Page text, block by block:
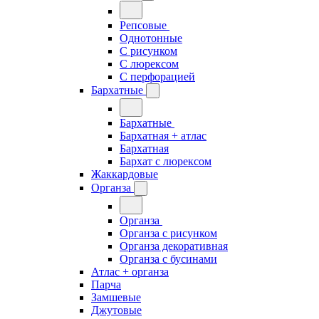
Репсовые
Однотонные
С рисунком
С люрексом
С перфорацией
Бархатные
Бархатные
Бархатная + атлас
Бархатная
Бархат с люрексом
Жаккардовые
Органза
Органза
Органза с рисунком
Органза декоративная
Органза с бусинами
Атлас + органза
Парча
Замшевые
Джутовые